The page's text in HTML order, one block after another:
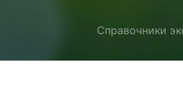
Справочники